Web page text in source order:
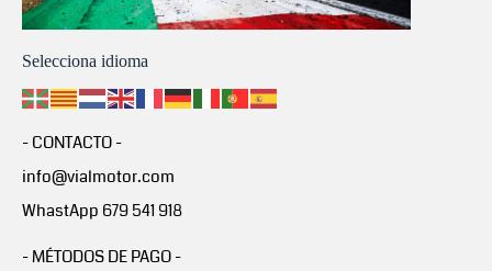
Selecciona idioma
- CONTACTO -
info@vialmotor.com
WhastApp 679 541 918
- MÉTODOS DE PAGO -